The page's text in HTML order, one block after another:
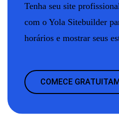
Tenha seu site
com o Yola Sitebuilder
horários e mostrar seus
COMECE